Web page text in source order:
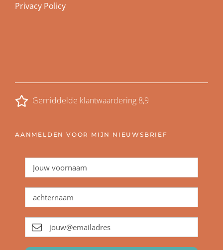
Privacy Policy
Gemiddelde klantwaardering 8,9
AANMELDEN VOOR MIJN NIEUWSBRIEF